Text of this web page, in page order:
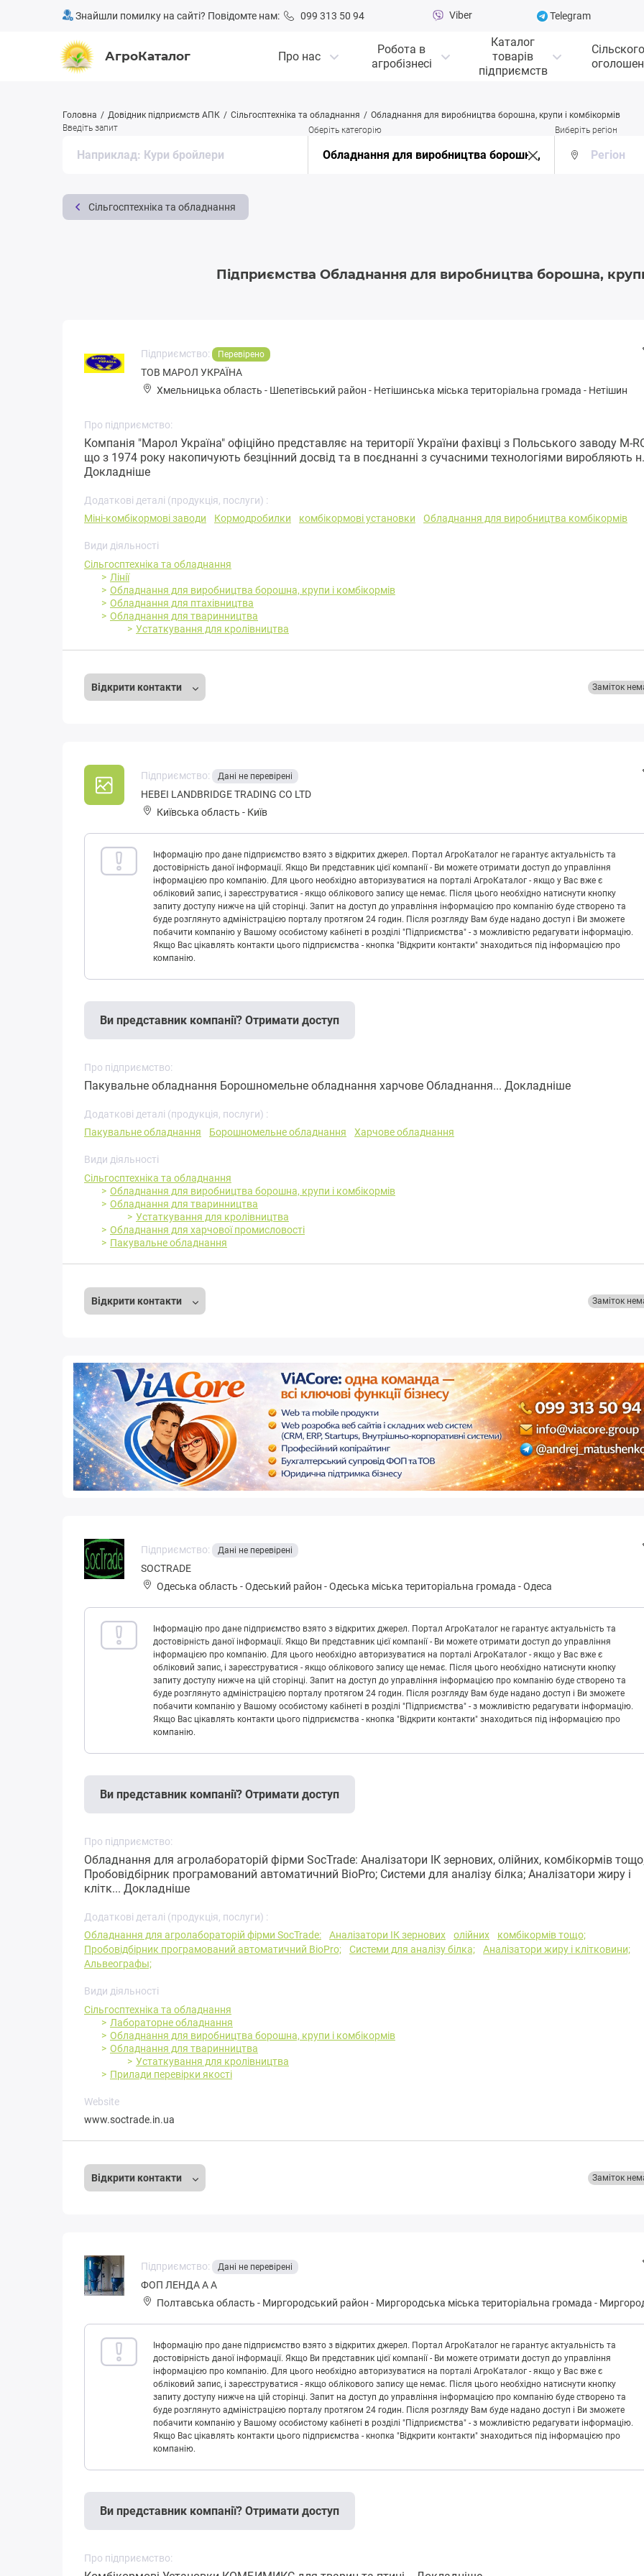
Знайшли помилку на сайті? Повідомте нам: 099 313 50 94 Viber Telegram
АгроКаталог Про нас
Робота в
агробізнесі
Каталог
товарів
підприємств
Головна Довідник підприємств АПК Сільгосптехніка та обладнання
Обладнання для виробництва борошна, крупи і комбікормів
Введіть запит
Оберіть категорію Виберіть регіон
Сільгосптехніка та обладнання
Підприємства Обладнання для виробництва борошна,
Підприємство: Перевірено
ТОВ МАРОЛ УКРАЇНА
Хмельницька область - Шепетівський район - Нeтішинськa міська територіальна громада - Нетішин
Про підприємство:
Компанія "Марол Україна" офіційно представляє на території України фахівці з Польського заводу M-
що з 1974 року накопичують безцінний досвід та в поєднанні з сучасними технологіями виробляють
Докладніше
Додаткові деталі (продукція, послуги) :
Міні-комбікормові заводи
Кормодробилки комбікормові установки Обладнання для виробництва комбікормів
Види діяльності
Сільгосптехніка та обладнання
Лінії
Обладнання для виробництва борошна, крупи і комбікормів
Обладнання для птахівництва
Обладнання для тваринництва
Устаткування для кролівництва
Відкрити контакти Заміток
Підприємство: Дані не перевірені
HEBEI LANDBRIDGE TRADING CO LTD
Київська область - Київ
Інформацію про дане підприємство взято з відкритих джерел. Портал АгроКаталог не гарантує актуальність та
достовірність даної інформації. Якщо Ви представник цієї компанії - Ви можете отримати доступ до управління
інформацією про компанію. Для цього необхідно авторизуватися на порталі АгроКаталог - якщо у Вас вже є
обліковий запис, і зареєструватися - якщо облікового запису ще немає. Після цього необхідно натиснути кнопку
запиту доступу нижче на цій сторінці. Запит на доступ до управління інформацією про компанію буде створено та
буде розглянуто адміністрацією порталу протягом 24 годин. Після розгляду Вам буде надано доступ і Ви зможете
побачити компанію у Вашому особистому кабінеті в розділі "Підприємства" - з можливістю редагувати інформацію.
Якщо Вас цікавлять контакти цього підприємства - кнопка "Відкрити контакти" знаходиться під інформацією про
компанію.
Ви представник компанії? Отримати доступ
Про підприємство:
Пакувальне обладнання Борошномельне обладнання харчове Обладнання... Докладніше
Додаткові деталі (продукція, послуги) :
Пакувальне обладнання
Борошномельне обладнання Харчове обладнання
Види діяльності
Сільгосптехніка та обладнання
Обладнання для виробництва борошна, крупи і комбікормів
Обладнання для тваринництва
Устаткування для кролівництва
Обладнання для харчової промисловості
Пакувальне обладнання
Відкрити контакти Заміток
Підприємство: Дані не перевірені
SOCTRADE
Одеська область -Одеський район -Одeськa міська територіальна громада -Одеса
Інформацію про дане підприємство взято з відкритих джерел. Портал АгроКаталог не гарантує актуальність та
достовірність даної інформації. Якщо Ви представник цієї компанії - Ви можете отримати доступ до управління
інформацією про компанію. Для цього необхідно авторизуватися на порталі АгроКаталог - якщо у Вас вже є
обліковий запис, і зареєструватися - якщо облікового запису ще немає. Після цього необхідно натиснути кнопку
запиту доступу нижче на цій сторінці. Запит на доступ до управління інформацією про компанію буде створено та
буде розглянуто адміністрацією порталу протягом 24 годин. Після розгляду Вам буде надано доступ і Ви зможете
побачити компанію у Вашому особистому кабінеті в розділі "Підприємства" - з можливістю редагувати інформацію.
Якщо Вас цікавлять контакти цього підприємства - кнопка "Відкрити контакти" знаходиться під інформацією про
компанію.
Ви представник компанії? Отримати доступ
Про підприємство:
Обладнання для агролабораторій фірми SocTrade: Аналізатори ІК зернових, олійних, комбікормів
Пробовідбірник програмований автоматичний BioPro; Системи для аналізу білка; Аналізатори жиру і
клітк... Докладніше
Додаткові деталі (продукція, послуги) :
Обладнання для агролабораторій фірми SocTrade:
Аналізатори ІК зернових олійних
комбікормів тощо;
Пробовідбірник програмований автоматичний BioPro;
Системи для аналізу білка;
Аналізатори жиру і клітковини;
Альвеографы;
Види діяльності
Сільгосптехніка та обладнання
Лабораторне обладнання
Обладнання для виробництва борошна, крупи і комбікормів
Обладнання для тваринництва
Устаткування для кролівництва
Прилади перевірки якості
Website
www.soctrade.in.ua
Відкрити контакти Заміток
Підприємство: Дані не перевірені
ФОП ЛЕНДА А А
Полтавська область - Миргородський район - Миpгopoдськa міська територіальна громада -
Інформацію про дане підприємство взято з відкритих джерел. Портал АгроКаталог не гарантує актуальність та
достовірність даної інформації. Якщо Ви представник цієї компанії - Ви можете отримати доступ до управління
інформацією про компанію. Для цього необхідно авторизуватися на порталі АгроКаталог - якщо у Вас вже є
обліковий запис, і зареєструватися - якщо облікового запису ще немає. Після цього необхідно натиснути кнопку
запиту доступу нижче на цій сторінці. Запит на доступ до управління інформацією про компанію буде створено та
буде розглянуто адміністрацією порталу протягом 24 годин. Після розгляду Вам буде надано доступ і Ви зможете
побачити компанію у Вашому особистому кабінеті в розділі "Підприємства" - з можливістю редагувати інформацію.
Якщо Вас цікавлять контакти цього підприємства - кнопка "Відкрити контакти" знаходиться під інформацією про
компанію.
Ви представник компанії? Отримати доступ
Про підприємство: